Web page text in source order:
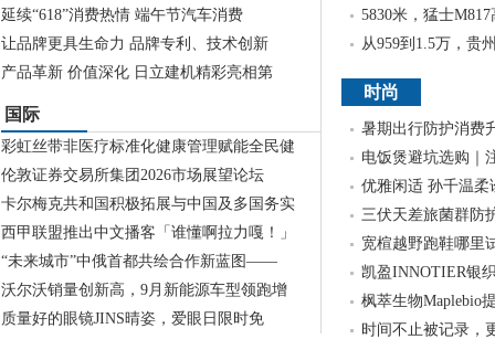
延续“618”消费热情 端午节汽车消费
让品牌更具生命力 品牌专利、技术创新
产品革新 价值深化 日立建机精彩亮相第
国际
彩虹丝带非医疗标准化健康管理赋能全民健
伦敦证券交易所集团2026市场展望论坛
卡尔梅克共和国积极拓展与中国及多国务实
西甲联盟推出中文播客「谁懂啊拉力嘎！」
“未来城市”中俄首都共绘合作新蓝图——
沃尔沃销量创新高，9月新能源车型领跑增
质量好的眼镜JINS晴姿，爱眼日限时免
5830米，猛士
从959到1.5万，贵
时尚
暑期出行防护消费
电饭煲避坑选购｜
优雅闲适 孙千温柔
三伏天差旅菌群防
宽楦越野跑鞋哪里
凯盈INNOTIER银
枫萃生物Maplebio
时间不止被记录，